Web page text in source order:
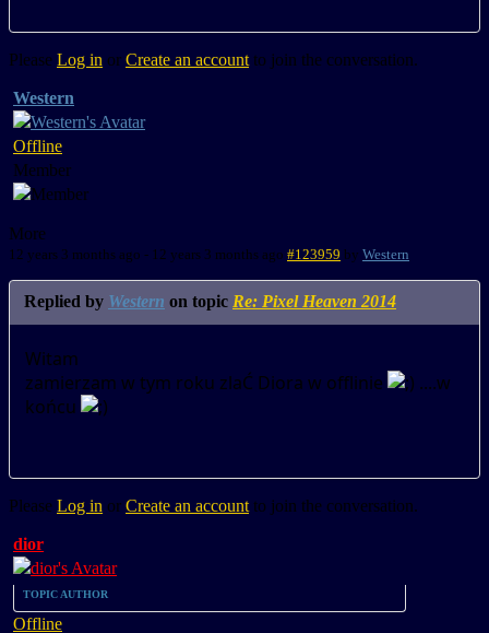
Please Log in or Create an account to join the conversation.
Western
Offline
Member
More
12 years 3 months ago - 12 years 3 months ago #123959 by Western
Replied by Western on topic Re: Pixel Heaven 2014
Witam
zamierzam w tym roku zlaĆ Diora w offlinie
....w
końcu
Please Log in or Create an account to join the conversation.
dior
TOPIC AUTHOR
Offline